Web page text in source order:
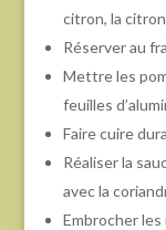
citron, la
Réserver au
Mettre les
feuilles
Faire cuire
Réaliser la
avec la
Embrocher